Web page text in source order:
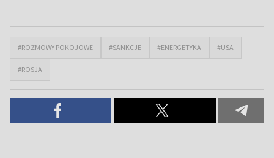
#ROZMOWY POKOJOWE #SANKCJE #ENERGETYKA #USA
#ROSJA